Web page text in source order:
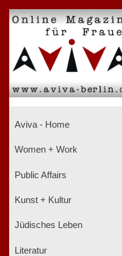
Aviva - Home
Women + Work
Public Affairs
Kunst + Kultur
Jüdisches Leben
Literatur